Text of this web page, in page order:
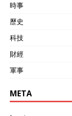
時事
歷史
科技
財經
軍事
META